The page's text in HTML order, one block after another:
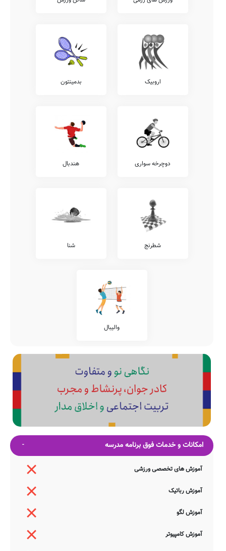
اروبیک بدمینتون
دوچرخه سواری هندبال
شطرنج شنا
والیبال
امکانات و خدمات فوق برنامه مدرسه
آموزش های تخصصی ورزشی
آموزش رباتیک
آموزش لگو
آموزش کامپیوتر